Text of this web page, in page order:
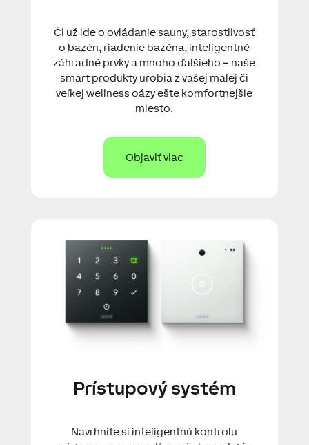
Či už ide o ovládanie sauny, starostlivosť
o bazén, riadenie bazéna, inteligentné
záhradné prvky a mnoho ďalšieho – naše
smart produkty urobia z vašej malej či
veľkej wellness oázy ešte komfortnejšie
miesto.
Objaviť viac
Prístupový systém
Navrhnite si inteligentnú kontrolu